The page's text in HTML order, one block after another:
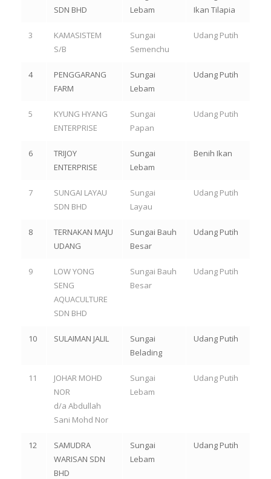
SDN BHD
Lebam
Ikan Tilapia
3
KAMASISTEM
S/B
Sungai
Semenchu
Udang Putih
4
PENGGARANG
FARM
Sungai
Lebam
Udang Putih
5
KYUNG HYANG
ENTERPRISE
Sungai
Papan
Udang Putih
6
TRIJOY
ENTERPRISE
Sungai
Lebam
Benih Ikan
7
SUNGAI LAYAU
SDN BHD
Sungai
Layau
Udang Putih
8
TERNAKAN MAJU
UDANG
Sungai Bauh
Besar
Udang Putih
9
LOW YONG
SENG
AQUACULTURE
SDN BHD
Sungai Bauh
Besar
Udang Putih
10 SULAIMAN JALIL
Sungai
Belading
Udang Putih
11
JOHAR MOHD
NOR
d/a Abdullah
Sani Mohd Nor
Sungai
Lebam
Udang Putih
12
SAMUDRA
WARISAN SDN
BHD
Sungai
Lebam
Udang Putih